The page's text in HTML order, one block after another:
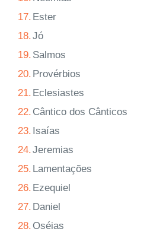
17. Ester
18.Jó
19. Salmos
20. Provérbios
21. Eclesiastes
22. Cântico dos Cânticos
23. Isaías
24.Jeremias
25. Lamentações
26. Ezequiel
27. Daniel
28. Oséias